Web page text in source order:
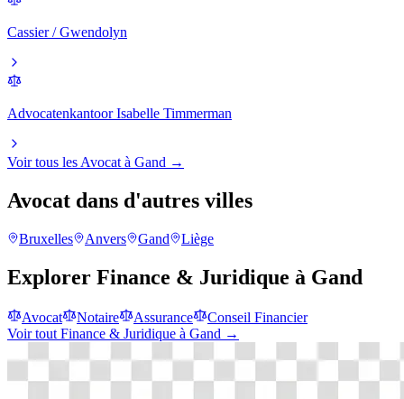
Cassier / Gwendolyn
Advocatenkantoor Isabelle Timmerman
Voir tous les Avocat à Gand →
Avocat dans d'autres villes
Bruxelles Anvers Gand Liège
Explorer Finance & Juridique à Gand
Avocat Notaire Assurance
Conseil Financier
Voir tout Finance & Juridique à Gand →